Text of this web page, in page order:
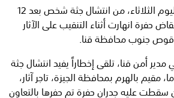
تمكنت قوات الإنقاذ، اليوم الثلاثاء، من انتشال جثة شخص بعد 12
حفرة انهارت أثناء التنقيب على الآثار
قوص جنوب محافظة قنا.
أمن قنا، تلقى إخطاراً يفيد انتشال جثة
حسن أحمد، 43 عاما، مقيم بالهرم بمحافظة الجيزة، تاجر آثار،
عليه جدران حفرة تم حفرها بالتعاون